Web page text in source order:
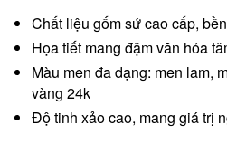
Chất liệu gốm sứ cao cấp,
Họa tiết mang đậm văn hóa
Màu men đa dạng: men lam,
vàng 24k
Độ tinh xảo cao, mang giá trị